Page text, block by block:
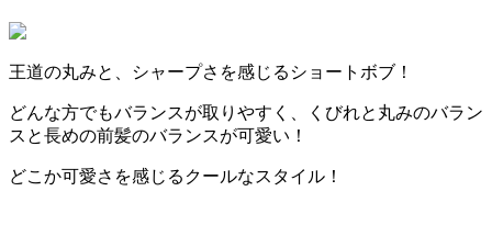
王道の丸みと、シャープさを感じるショートボブ！
どんな方でもバランスが取りやすく、くびれと丸みのバラン
スと長めの前髪のバランスが可愛い！
どこか可愛さを感じるクールなスタイル！